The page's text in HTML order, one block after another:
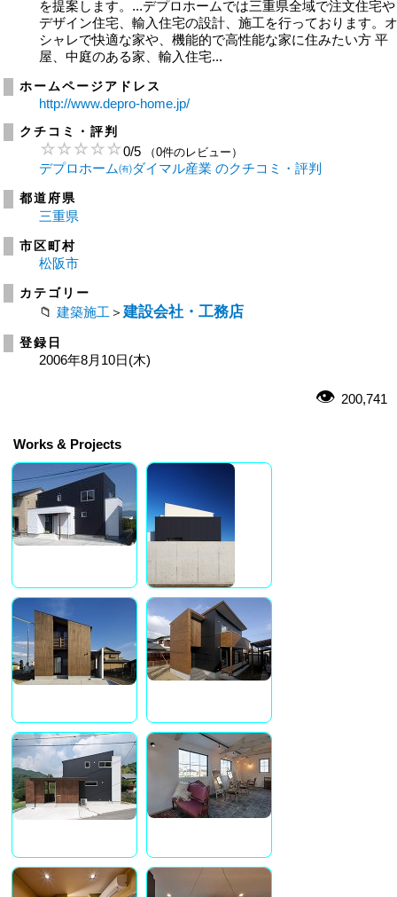
を提案します。...デプロホームでは三重県全域で注文住宅や
デザイン住宅、輸入住宅の設計、施工を行っております。
シャレで快適な家や、機能的で高性能な家に住みたい方 平
屋、中庭のある家、輸入住宅...
ホームページアドレス
http://www.depro-home.jp/
クチコミ・評判
0/5 （0件のレビュー）
デプロホーム㈲ダイマル産業 のクチコミ・評判
都道府県
三重県
市区町村
松阪市
カテゴリー
建築施工 ＞ 建設会社・工務店
登録日
2006年8月10日(木)
200,741
Works & Projects